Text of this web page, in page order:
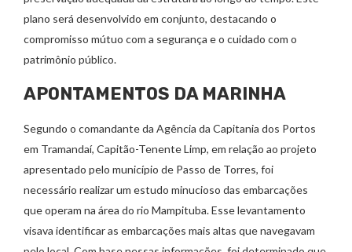
plano será desenvolvido em conjunto, destacando o
compromisso mútuo com a segurança e o cuidado com o
patrimônio público.
APONTAMENTOS DA MARINHA
Segundo o comandante da Agência da Capitania dos Portos
em Tramandaí, Capitão-Tenente Limp, em relação ao projeto
apresentado pelo município de Passo de Torres, foi
necessário realizar um estudo minucioso das embarcações
que operam na área do rio Mampituba. Esse levantamento
visava identificar as embarcações mais altas que navegavam